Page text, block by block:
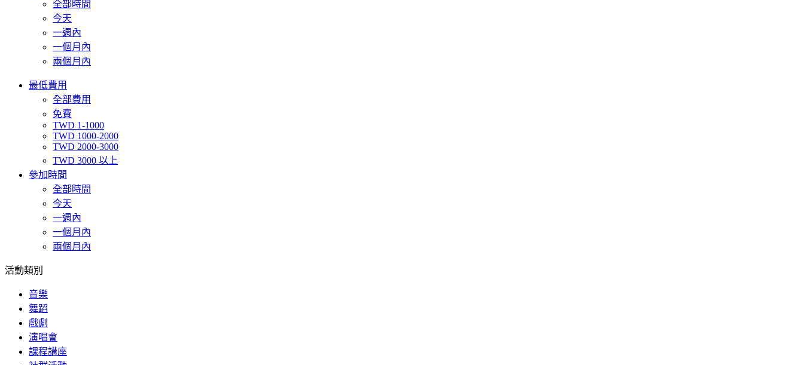
全部時間
今天
一週內
一個月內
兩個月內
最低費用
全部費用
免費
TWD 1-1000
TWD 1000-2000
TWD 2000-3000
TWD 3000 以上
參加時間
全部時間
今天
一週內
一個月內
兩個月內
活動類別
音樂
舞蹈
戲劇
演唱會
課程講座